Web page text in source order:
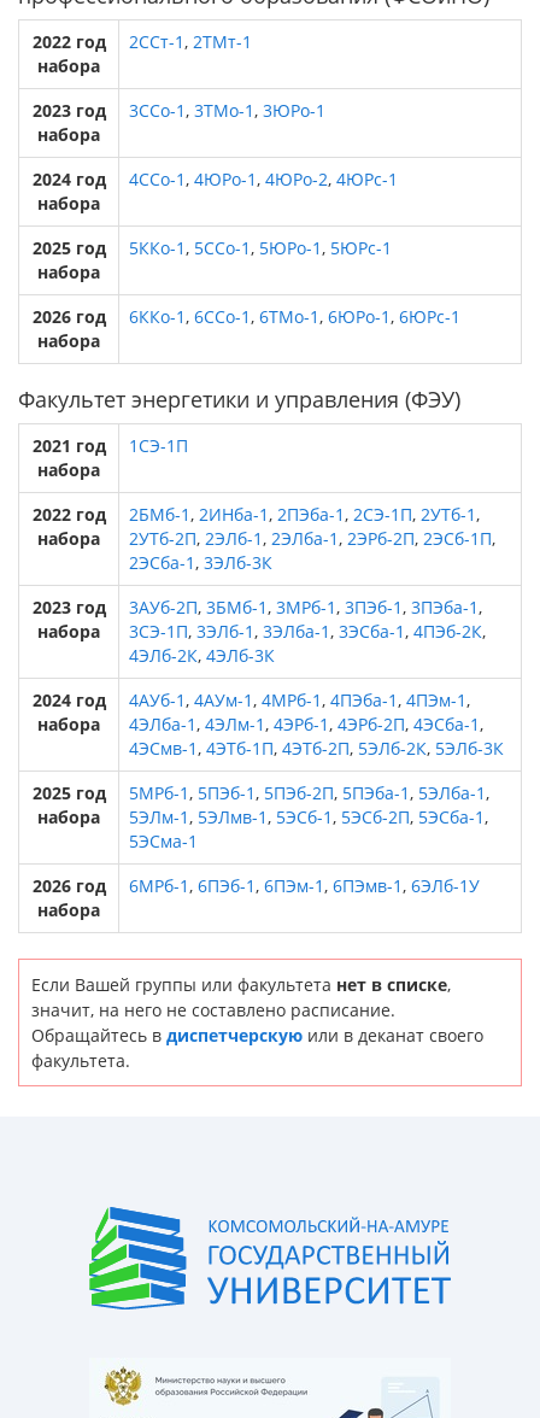
2022 год
набора
2ССт-1, 2ТМт-1
2023 год
набора
3ССо-1, 3ТМо-1, 3ЮРо-1
2024 год
набора
4ССо-1, 4ЮРо-1, 4ЮРо-2, 4ЮРс-1
2025 год
набора
5ККо-1, 5ССо-1, 5ЮРо-1, 5ЮРс-1
2026 год
набора
6ККо-1, 6ССо-1, 6ТМо-1, 6ЮРо-1, 6ЮРс-1
Факультет энергетики и управления (ФЭУ)
2021 год
набора
1СЭ-1П
2022 год
набора
2БМб-1, 2ИНба-1, 2ПЭба-1, 2СЭ-1П, 2УТб-1,
2УТб-2П, 2ЭЛб-1, 2ЭЛба-1, 2ЭРб-2П, 2ЭСб-1П,
2ЭСба-1, 3ЭЛб-3К
2023 год
набора
3АУб-2П, 3БМб-1, 3МРб-1, 3ПЭб-1, 3ПЭба-1,
3СЭ-1П, 3ЭЛб-1, 3ЭЛба-1, 3ЭСба-1, 4ПЭб-2К,
4ЭЛб-2К, 4ЭЛб-3К
2024 год
набора
4АУб-1, 4АУм-1, 4МРб-1, 4ПЭба-1, 4ПЭм-1,
4ЭЛба-1, 4ЭЛм-1, 4ЭРб-1, 4ЭРб-2П, 4ЭСба-1,
4ЭСмв-1, 4ЭТб-1П, 4ЭТб-2П, 5ЭЛб-2К, 5ЭЛб-3К
2025 год
набора
5МРб-1, 5ПЭб-1, 5ПЭб-2П, 5ПЭба-1, 5ЭЛба-1,
5ЭЛм-1, 5ЭЛмв-1, 5ЭСб-1, 5ЭСб-2П, 5ЭСба-1,
5ЭСма-1
2026 год
набора
6МРб-1, 6ПЭб-1, 6ПЭм-1, 6ПЭмв-1, 6ЭЛб-1У
Если Вашей группы или факультета нет в списке,
значит, на него не составлено расписание.
Обращайтесь в диспетчерскую или в деканат своего
факультета.